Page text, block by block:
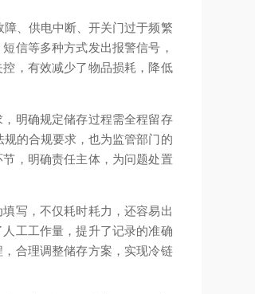
、供电中断、开关门过于频繁
信等多种方式发出报警信号，
，有效减少了物品损耗，降低
明确规定储存过程需全程留存
的合规要求，也为监管部门的
，明确责任主体，为问题处置
写，不仅耗时耗力，还容易出
工工作量，提升了记录的准确
合理调整储存方案，实现冷链